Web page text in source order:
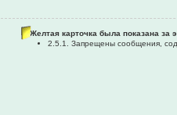
Желтая карточка была показана за
2.5.1. Запрещены сообщения,